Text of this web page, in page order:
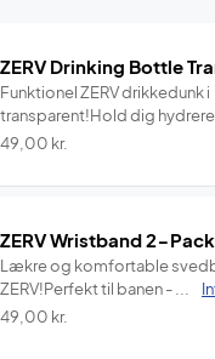
ZERV Drinking Bottle
Funktionel ZERV drikkedunk i
transparent!Hold dig hydreret
Info
49,00 kr.
ZERV Wristband 2-
Lækre og komfortable
ZERV!Perfekt til banen - ...
49,00 kr.